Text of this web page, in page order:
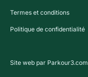
Termes et conditions
Politique de confidentialité
Site web par Parkour3.com